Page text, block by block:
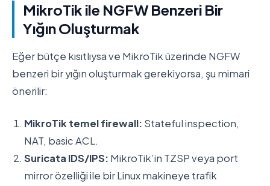
MikroTik ile NGFW Benzeri Bir
Yığın Oluşturmak
Eğer bütçe kısıtlıysa ve MikroTik üzerinde NGFW
benzeri bir yığın oluşturmak gerekiyorsa, şu mimari
önerilir:
MikroTik temel firewall: Stateful inspection,
NAT, basic ACL.
Suricata IDS/IPS: MikroTik’in TZSP veya port
mirror özelliği ile bir Linux makineye trafik